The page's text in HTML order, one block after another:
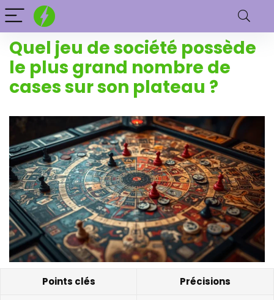
Quel jeu de société possède
le plus grand nombre de
cases sur son plateau ?
Points clés Précisions